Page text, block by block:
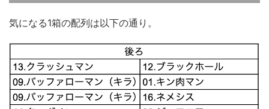
気になる1箱の配列は以下の通り。